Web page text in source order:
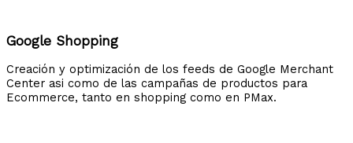
Google Shopping
Creación y optimización de los feeds de Google Merchant
Center asi como de las campañas de productos para
Ecommerce, tanto en shopping como en PMax.